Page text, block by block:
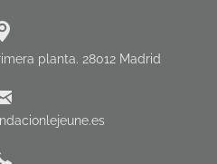
planta. 28012 Madrid